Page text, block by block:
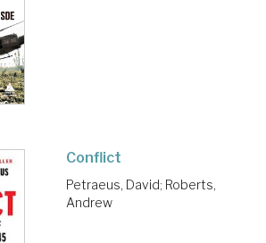
Conflict
Petraeus, David; Roberts,
Andrew